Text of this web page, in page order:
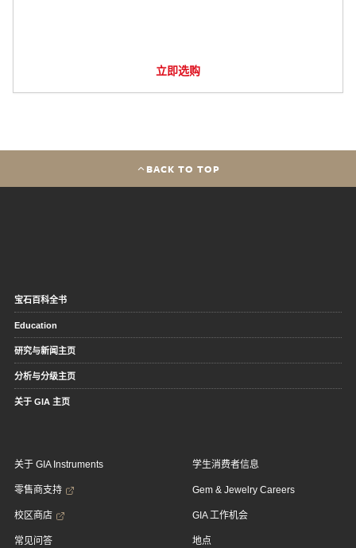
立即选购
BACK TO TOP
宝石百科全书
Education
研究与新闻主页
分析与分级主页
关于 GIA 主页
关于 GIA Instruments
零售商支持
校区商店
常见问答
学生消费者信息
Gem & Jewelry Careers
GIA 工作机会
地点